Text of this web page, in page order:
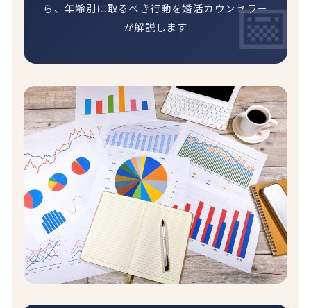
ら、年齢別に取るべき行動を婚活カウンセラー
が解説します